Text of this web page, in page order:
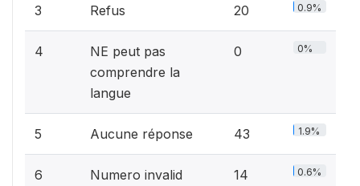
3 Refus 20 0.9%
4
NE peut pas
comprendre la
langue
0 0%
5 Aucune réponse 43 1.9%
6 Numero invalid 14 0.6%